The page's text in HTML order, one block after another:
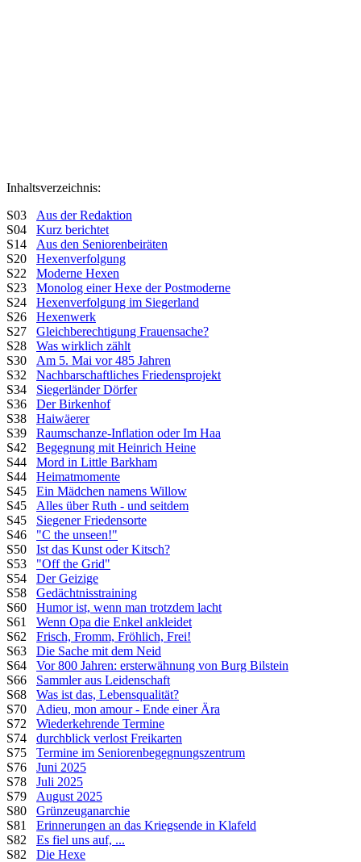
Inhaltsverzeichnis:
S03 Aus der Redaktion
S04 Kurz berichtet
S14 Aus den Seniorenbeiräten
S20 Hexenverfolgung
S22 Moderne Hexen
S23 Monolog einer Hexe der Postmoderne
S24 Hexenverfolgung im Siegerland
S26 Hexenwerk
S27 Gleichberechtigung Frauensache?
S28 Was wirklich zählt
S30 Am 5. Mai vor 485 Jahren
S32 Nachbarschaftliches Friedensprojekt
S34 Siegerländer Dörfer
S36 Der Birkenhof
S38 Haiwäerer
S39 Raumschanze-Inflation oder Im Haa
S42 Begegnung mit Heinrich Heine
S44 Mord in Little Barkham
S44 Heimatmomente
S45 Ein Mädchen namens Willow
S45 Alles über Ruth - und seitdem
S45 Siegener Friedensorte
S46 "C the unseen!"
S50 Ist das Kunst oder Kitsch?
S53 "Off the Grid"
S54 Der Geizige
S58 Gedächtnisstraining
S60 Humor ist, wenn man trotzdem lacht
S61 Wenn Opa die Enkel ankleidet
S62 Frisch, Fromm, Fröhlich, Frei!
S63 Die Sache mit dem Neid
S64 Vor 800 Jahren: ersterwähnung von Burg Bilstein
S66 Sammler aus Leidenschaft
S68 Was ist das, Lebensqualität?
S70 Adieu, mon amour - Ende einer Ära
S72 Wiederkehrende Termine
S74 durchblick verlost Freikarten
S75 Termine im Seniorenbegegnungszentrum
S76 Juni 2025
S78 Juli 2025
S79 August 2025
S80 Grünzeuganarchie
S81 Erinnerungen an das Kriegsende in Klafeld
S82 Es fiel uns auf, ...
S82 Die Hexe